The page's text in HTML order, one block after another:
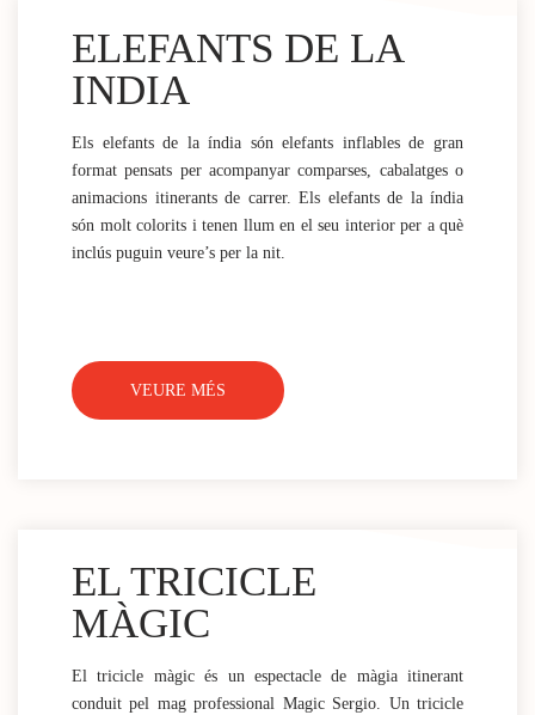
ELEFANTS DE LA
INDIA
Els elefants de la índia són elefants inflables de gran
format pensats per acompanyar comparses, cabalatges o
animacions itinerants de carrer. Els elefants de la índia
són molt colorits i tenen llum en el seu interior per a què
inclús puguin veure’s per la nit.
VEURE MÉS
EL TRICICLE
MÀGIC
El tricicle màgic és un espectacle de màgia itinerant
conduit pel mag professional Magic Sergio. Un tricicle